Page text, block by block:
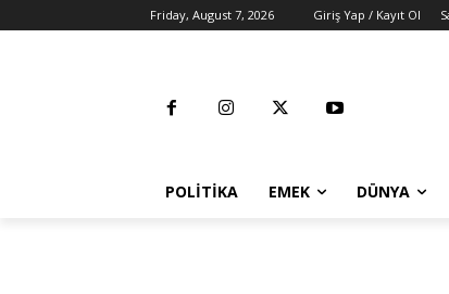
Friday, August 7, 2026 Giriş Yap / Kayıt Ol
POLITIKA EMEK DÜNYA